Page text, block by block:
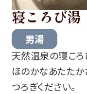
寝ころび湯
男湯
天然温泉の寝ころ
ほのかなあたたか
つろぎください。